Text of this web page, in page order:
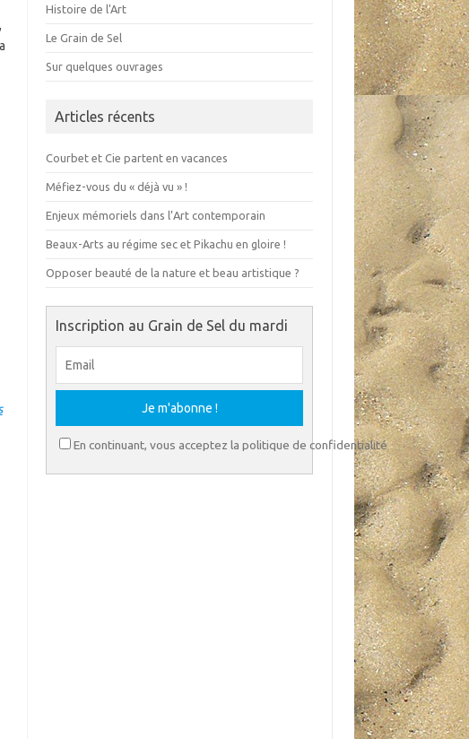
Histoire de l'Art
Le Grain de Sel
Sur quelques ouvrages
Articles récents
Courbet et Cie partent en vacances
Méfiez-vous du « déjà vu » !
Enjeux mémoriels dans l’Art contemporain
Beaux-Arts au régime sec et Pikachu en gloire !
Opposer beauté de la nature et beau artistique ?
Inscription au Grain de Sel du mardi
En continuant, vous acceptez la politique de confidentialité